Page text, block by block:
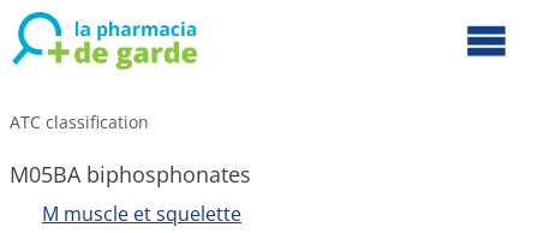
ATC classification
M05BA biphosphonates
M muscle et squelette